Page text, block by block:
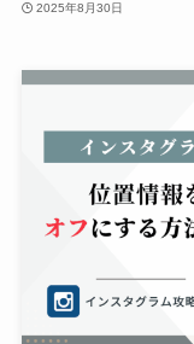
2025年8月30日